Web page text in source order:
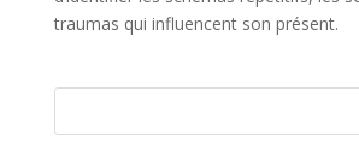
traumas qui influencent son présent.